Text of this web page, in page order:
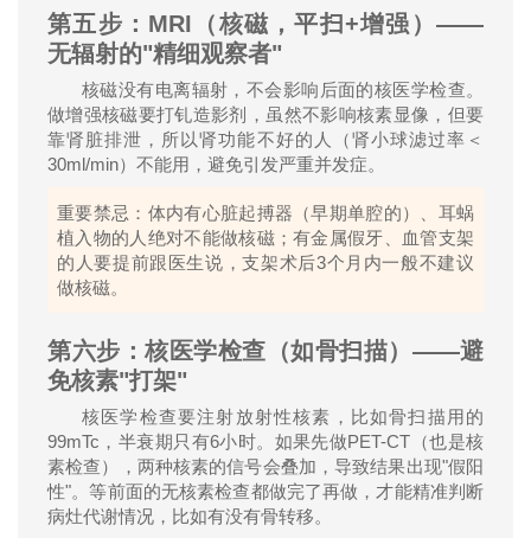
第五步： MRI （核磁，平扫+增强）——
无辐射的"精细观察者"
核磁没有电离辐射，不会影响后面的核医学检查。
做增强核磁要打钆造影剂，虽然不影响核素显像，但要
靠肾脏排泄，所以肾功能不好的人（肾小球滤过率＜
30ml/min）不能用，避免引发严重并发症。
重要禁忌：体内有心脏起搏器（早期单腔的）、耳蜗
植入物的人绝对不能做核磁；有金属假牙、血管支架
的人要提前跟医生说，支架术后3个月内一般不建议
做核磁。
第六步：核医学检查（如骨扫描） ——避
免核素"打架"
核医学检查要注射放射性核素，比如骨扫描用的
99mTc ，半衰期只有6小时。如果先做PET-CT （也是核
素检查），两种核素的信号会叠加，导致结果出现"假阳
性"。等前面的无核素检查都做完了再做，才能精准判断
病灶代谢情况，比如有没有骨转移。